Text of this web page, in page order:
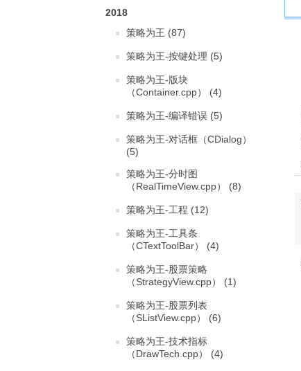
2018
策略为王 (87)
策略为王-按键处理 (5)
策略为王-版块
（Container.cpp） (4)
策略为王-编译错误 (5)
策略为王-对话框（CDialog）
(5)
策略为王-分时图
（RealTimeView.cpp） (8)
策略为王-工程 (12)
策略为王-工具条
（CTextToolBar） (4)
策略为王-股票策略
（StrategyView.cpp） (1)
策略为王-股票列表
（SListView.cpp） (6)
策略为王-技术指标
（DrawTech.cpp） (4)